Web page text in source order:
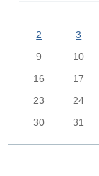
2
3
9
10
16
17
23
24
30
31